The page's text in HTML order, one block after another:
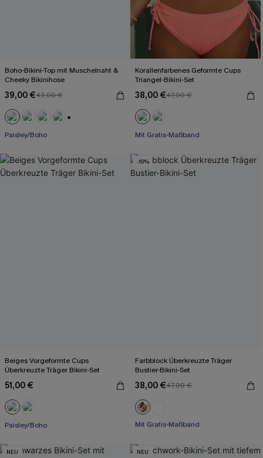
Boho-Bikini-Top mit Muschelnaht &
Cheeky Bikinihose
39,00 €43,00 €
Paisley/Boho
Korallenfarbenes Geformte Cups
Triangel-Bikini-Set
38,00 €47,00 €
Mit Gratis-Maßband
Beiges Vorgeformte Cups
Überkreuzte Träger Bikini-Set
51,00 €
Paisley/Boho
-19%
Farbblock Überkreuzte Träger
Bustier-Bikini-Set
38,00 €47,00 €
Mit Gratis-Maßband
Rüschen
NEU NEU